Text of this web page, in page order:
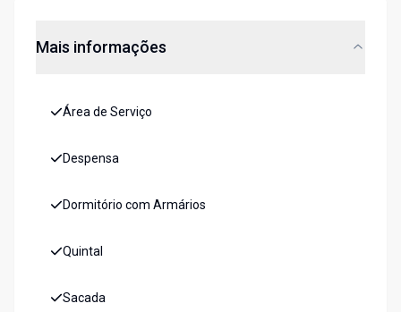
Mais informações
Área de Serviço
Despensa
Dormitório com Armários
Quintal
Sacada